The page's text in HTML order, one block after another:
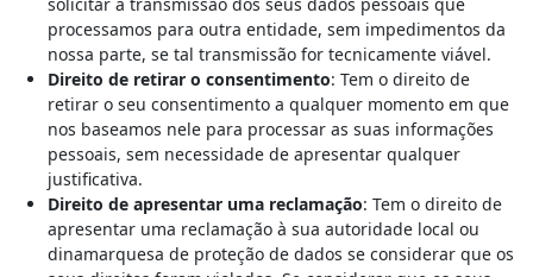
processamos para outra entidade, sem impedimentos da
nossa parte, se tal transmissão for tecnicamente viável.
Direito de retirar o consentimento: Tem o direito de
retirar o seu consentimento a qualquer momento em que
nos baseamos nele para processar as suas informações
pessoais, sem necessidade de apresentar qualquer
justificativa.
Direito de apresentar uma reclamação: Tem o direito de
apresentar uma reclamação à sua autoridade local ou
dinamarquesa de proteção de dados se considerar que os